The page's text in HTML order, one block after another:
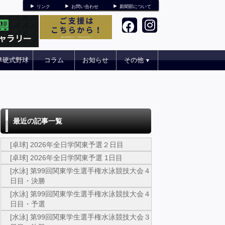
リンク お問い合わせ 新聞部について
硬式野球 コラム お知らせ その他▼
最近の記事一覧
[卓球] 2026年全日学関東予選２日目
[卓球] 2026年全日学関東予選 1日目
[水泳] 第99回関東学生選手権水泳競技大会４
日目・決勝
[水泳] 第99回関東学生選手権水泳競技大会４
日目・予選
[水泳] 第99回関東学生選手権水泳競技大会３